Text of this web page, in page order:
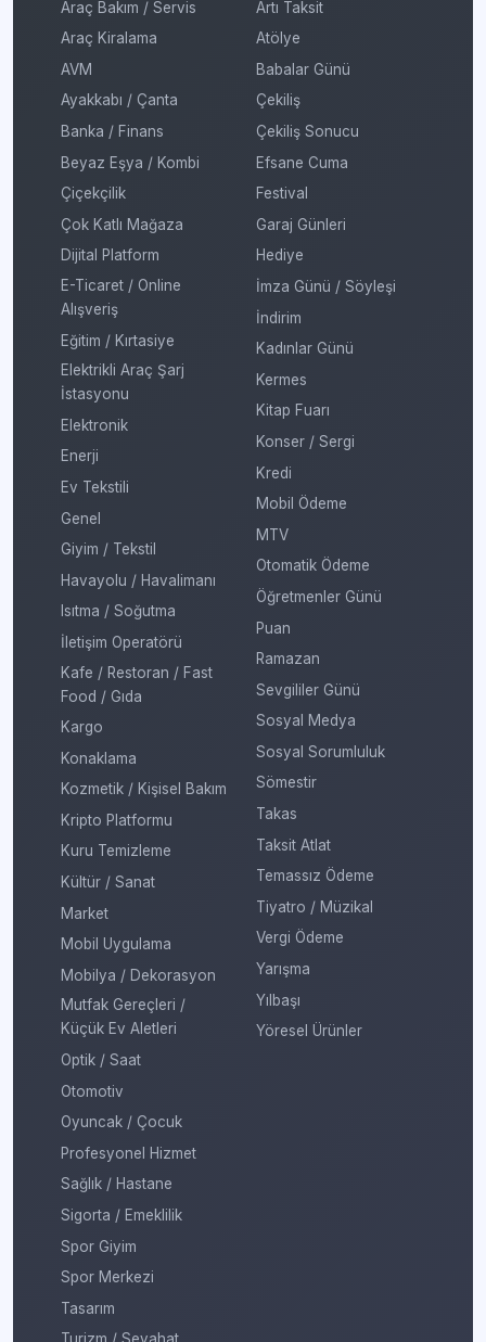
Araç Bakım / Servis
Araç Kiralama
AVM
Ayakkabı / Çanta
Banka / Finans
Beyaz Eşya / Kombi
Çiçekçilik
Çok Katlı Mağaza
Dijital Platform
E-Ticaret / Online
Alışveriş
Eğitim / Kırtasiye
Elektrikli Araç Şarj
İstasyonu
Elektronik
Enerji
Ev Tekstili
Genel
Giyim / Tekstil
Havayolu / Havalimanı
Isıtma / Soğutma
İletişim Operatörü
Kafe / Restoran / Fast
Food / Gıda
Kargo
Konaklama
Kozmetik / Kişisel Bakım
Kripto Platformu
Kuru Temizleme
Kültür / Sanat
Market
Mobil Uygulama
Mobilya / Dekorasyon
Mutfak Gereçleri /
Küçük Ev Aletleri
Optik / Saat
Otomotiv
Oyuncak / Çocuk
Profesyonel Hizmet
Sağlık / Hastane
Sigorta / Emeklilik
Spor Giyim
Spor Merkezi
Tasarım
Artı Taksit
Atölye
Babalar Günü
Çekiliş
Çekiliş Sonucu
Efsane Cuma
Festival
Garaj Günleri
Hediye
İmza Günü / Söyleşi
İndirim
Kadınlar Günü
Kermes
Kitap Fuarı
Konser / Sergi
Kredi
Mobil Ödeme
MTV
Otomatik Ödeme
Öğretmenler Günü
Puan
Ramazan
Sevgililer Günü
Sosyal Medya
Sosyal Sorumluluk
Sömestir
Takas
Taksit Atlat
Temassız Ödeme
Tiyatro / Müzikal
Vergi Ödeme
Yarışma
Yılbaşı
Yöresel Ürünler